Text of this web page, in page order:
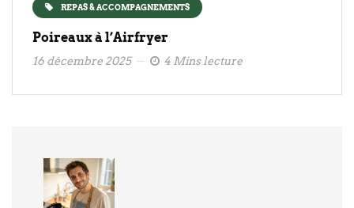
REPAS & ACCOMPAGNEMENTS
Poireaux à l’Airfryer
16 décembre 2025 4 Mins lecture